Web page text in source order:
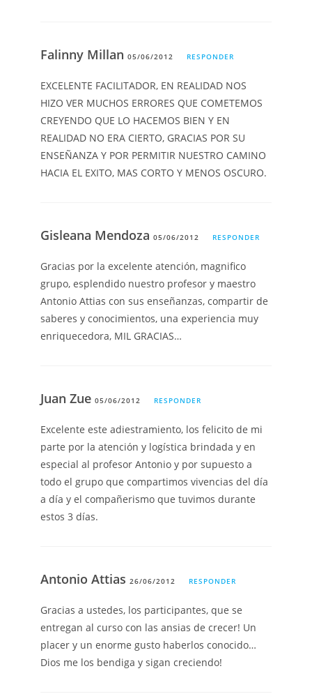
Falinny Millan05/06/2012 RESPONDER
EXCELENTE FACILITADOR, EN REALIDAD NOS
HIZO VER MUCHOS ERRORES QUE COMETEMOS
CREYENDO QUE LO HACEMOS BIEN Y EN
REALIDAD NO ERA CIERTO, GRACIAS POR SU
ENSEÑANZA Y POR PERMITIR NUESTRO CAMINO
HACIA EL EXITO, MAS CORTO Y MENOS OSCURO.
Gisleana Mendoza05/06/2012 RESPONDER
Gracias por la excelente atención, magnifico
grupo, esplendido nuestro profesor y maestro
Antonio Attias con sus enseñanzas, compartir de
saberes y conocimientos, una experiencia muy
enriquecedora, MIL GRACIAS…
Juan Zue05/06/2012 RESPONDER
Excelente este adiestramiento, los felicito de mi
parte por la atención y logística brindada y en
especial al profesor Antonio y por supuesto a
todo el grupo que compartimos vivencias del día
a día y el compañerismo que tuvimos durante
estos 3 días.
Antonio Attias26/06/2012 RESPONDER
Gracias a ustedes, los participantes, que se
entregan al curso con las ansias de crecer! Un
placer y un enorme gusto haberlos conocido…
Dios me los bendiga y sigan creciendo!